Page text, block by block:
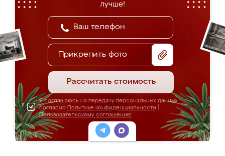
лучше!
Прикрепить фото
Рассчитать стоимость
Я соглашаюсь на передачу персональных данных
согласно Политике конфиденциальности
Пользовательскому соглашению